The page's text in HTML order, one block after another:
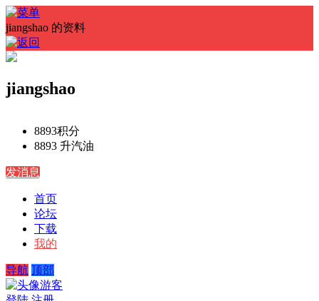
jiangshao 的资料
jiangshao
8893积分
8893 升汽油
发消息
首页
论坛
下载
我的
导航 顶部
游客